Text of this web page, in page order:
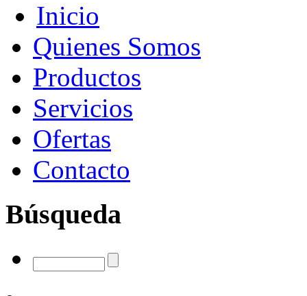
Inicio
Quienes Somos
Productos
Servicios
Ofertas
Contacto
Búsqueda